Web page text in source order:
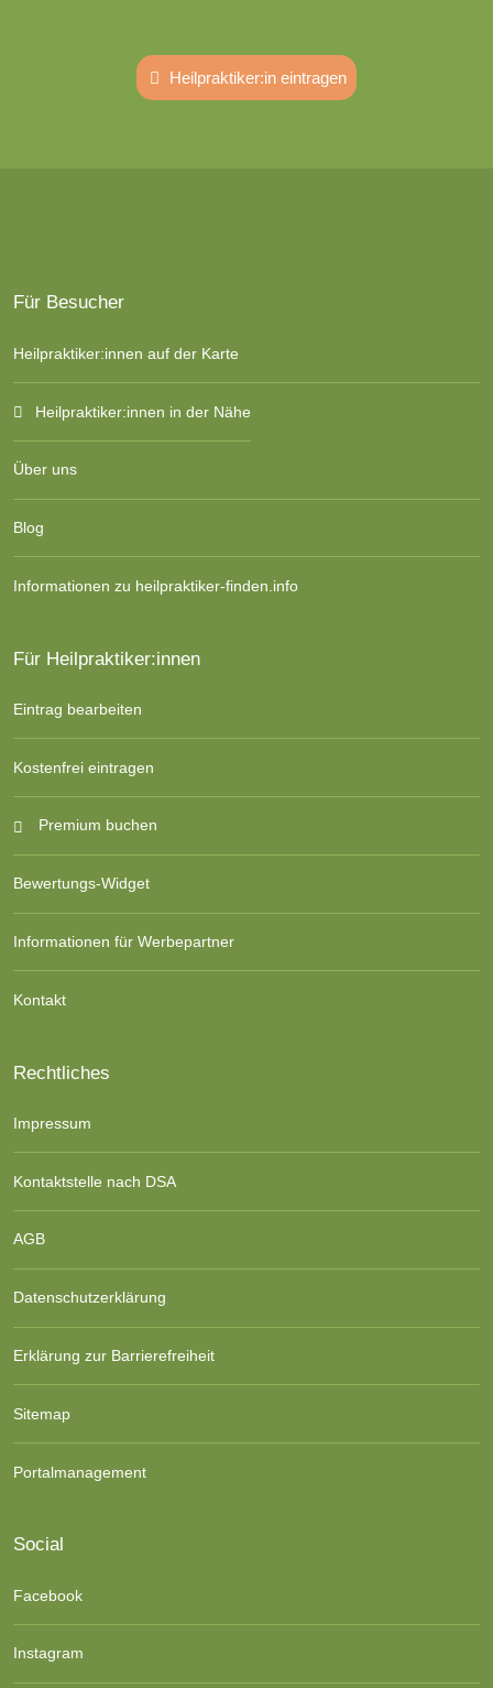
Heilpraktiker:in eintragen
Für Besucher
Heilpraktiker:innen auf der Karte
Heilpraktiker:innen in der Nähe
Über uns
Blog
Informationen zu heilpraktiker-finden.info
Für Heilpraktiker:innen
Eintrag bearbeiten
Kostenfrei eintragen
Premium buchen
Bewertungs-Widget
Informationen für Werbepartner
Kontakt
Rechtliches
Impressum
Kontaktstelle nach DSA
AGB
Datenschutzerklärung
Erklärung zur Barrierefreiheit
Sitemap
Portalmanagement
Social
Facebook
Instagram